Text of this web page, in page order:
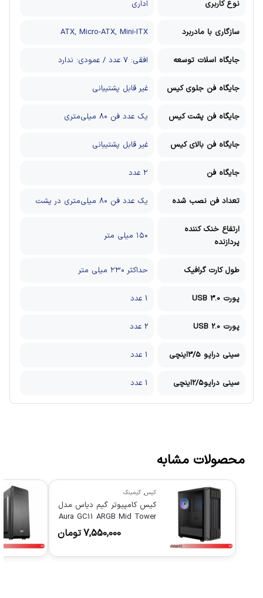
نوع کاربری اداری
سازگاری با مادربرد ATX, Micro-ATX, Mini-ITX
جایگاه اسلات توسعه افقی: ۷ عدد / عمودی: ندارد
جایگاه فن جلوی کیس غیر قابل پشتیبانی
جایگاه فن پشت کیس یک عدد فن ۸۰ میلی‌متری
جایگاه فن بالای کیس غیر قابل پشتیبانی
جایگاه فن ۲ عدد
تعداد فن نصب شده یک عدد فن ۸۰ میلی‌متری در پشت
ارتفاع خنک کننده
پردازنده
۱۵۰ میلی متر
طول کارت گرافیک حداکثر ۲۳۰ میلی متر
پورت USB 3.0 1 عدد
پورت USB 2.0 2 عدد
سینی درایو 3/5اینچی 1 عدد
سینی درایو2/5اینچی 1 عدد
محصولات مشابه
کیس, گیمینگ
کیس کامپیوتر گیم دیاس مدل
Aura GC11 ARGB Mid Tower
7,550,000تومان